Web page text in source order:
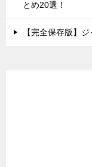
とめ20選！
【完全保存版】